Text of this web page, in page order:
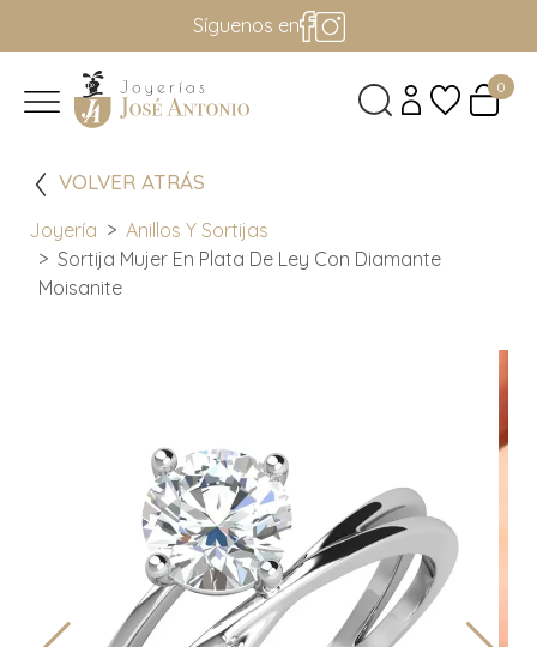
Síguenos en
0
VOLVER ATRÁS
Joyería
Anillos Y Sortijas
Sortija Mujer En Plata De Ley Con Diamante
Moisanite